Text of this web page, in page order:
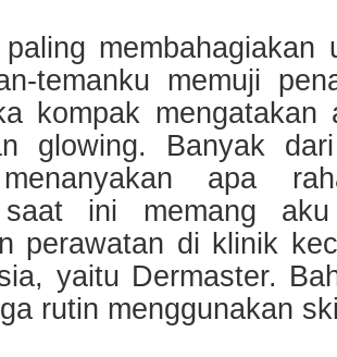
membahagiakan
temanku memuji
kompak mengatakan
glowing. Banyak
apa
saat ini memang
perawatan di klinik
yaitu Dermaster.
rutin menggunakan